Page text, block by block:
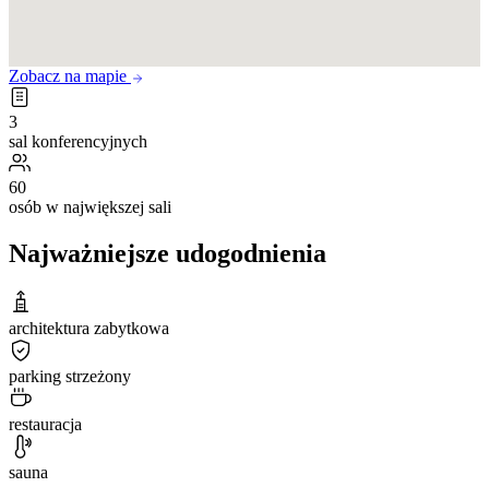
Zobacz na mapie
3
sal konferencyjnych
60
osób w największej sali
Najważniejsze udogodnienia
architektura zabytkowa
parking strzeżony
restauracja
sauna